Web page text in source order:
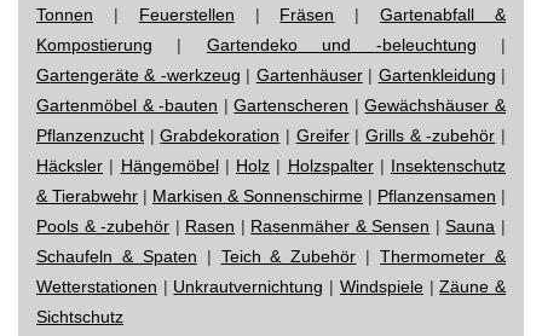
Tonnen | Feuerstellen | Fräsen |Gartenabfall &
Kompostierung | Gartendeko und -beleuchtung |
Gartengeräte & -werkzeug | Gartenhäuser| Gartenkleidung |
Gartenmöbel & -bauten |Gartenscheren |Gewächshäuser &
Pflanzenzucht |Grabdekoration | Greifer|Grills & -zubehör |
Häcksler | Hängemöbel| Holz | Holzspalter| Insektenschutz
& Tierabwehr | Markisen & Sonnenschirme | Pflanzensamen |
Pools & -zubehör | Rasen | Rasenmäher & Sensen |Sauna |
Schaufeln & Spaten | Teich & Zubehör |Thermometer &
Wetterstationen | Unkrautvernichtung | Windspiele|Zäune &
Sichtschutz